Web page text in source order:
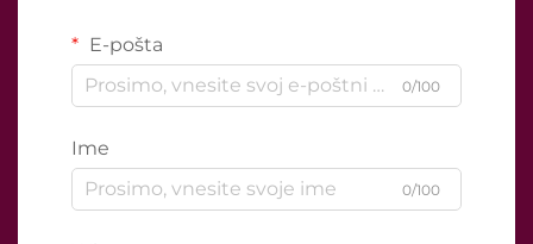
E-pošta
0/100
Ime
0/100